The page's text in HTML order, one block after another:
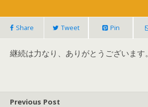
Share Tweet Pin
継続は力なり、ありがとうございます。
Previous Post